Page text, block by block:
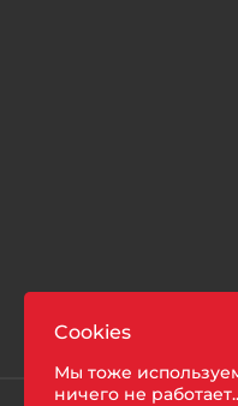
Cookies
Мы тоже
ничего не